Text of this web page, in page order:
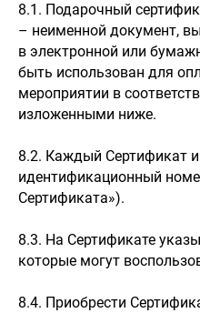
8.1. Подарочный
– неименной документ,
в электронной или
быть использован для
мероприятии в
изложенными ниже.
8.2. Каждый Сертификат
идентификационный
Сертификата»).
8.3. На Сертификате
которые могут
8.4. Приобрести